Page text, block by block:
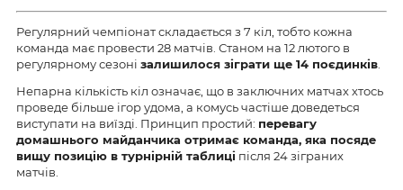
Регулярний чемпіонат складається з 7 кіл, тобто кожна
команда має провести 28 матчів. Станом на 12 лютого в
регулярному сезоні залишилося зіграти ще 14 поєдинків
Непарна кількість кіл означає, що в заключних матчах хтось
проведе більше ігор удома, а комусь частіше доведеться
виступати на виїзді. Принцип простий: перевагу
домашнього майданчика отримає команда, яка посяде
вищу позицію в турнірній таблиці після 24 зіграних
матчів.